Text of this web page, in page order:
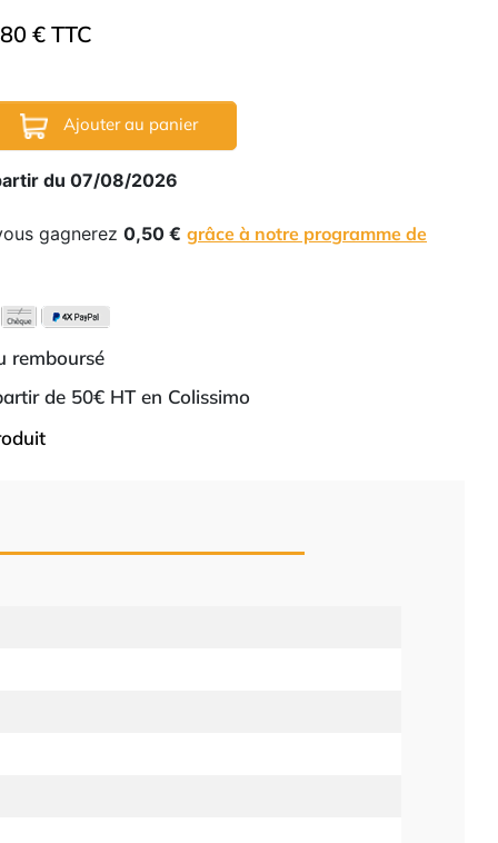
€ TTC
Ajouter au panier
du 07/08/2026
gagnerez 0,50 € grâce à notre programme de
remboursé
de 50€ HT en Colissimo